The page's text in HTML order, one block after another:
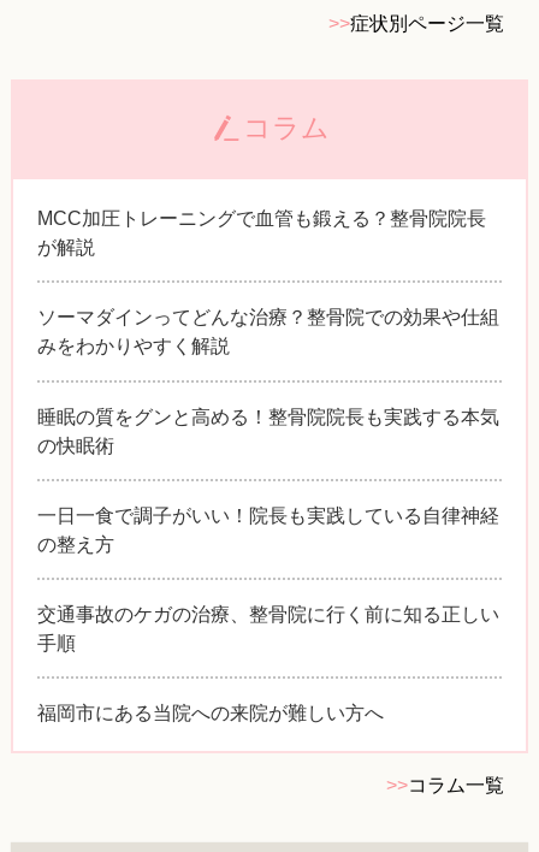
>>症状別ページ一覧
コラム
MCC加圧トレーニングで血管も鍛える？整骨院院長
が解説
ソーマダインってどんな治療？整骨院での効果や仕組
みをわかりやすく解説
睡眠の質をグンと高める！整骨院院長も実践する本気
の快眠術
一日一食で調子がいい！院長も実践している自律神経
の整え方
交通事故のケガの治療、整骨院に行く前に知る正しい
手順
福岡市にある当院への来院が難しい方へ
>>コラム一覧